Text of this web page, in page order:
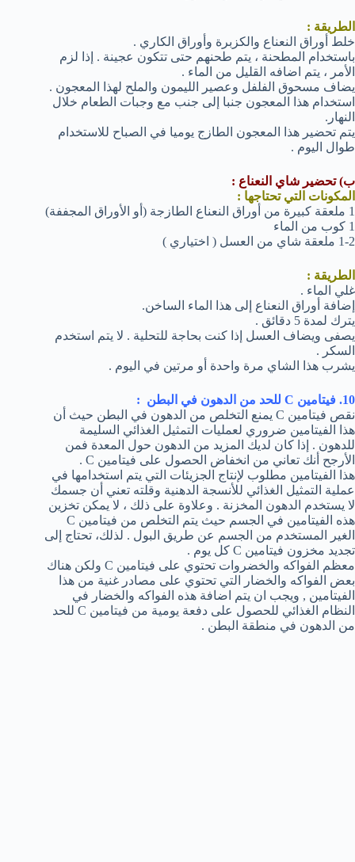
الطريقة :
خلط أوراق النعناع والكزبرة وأوراق الكاري .
باستخدام المطحنة ، يتم طحنهم حتى تتكون عجينة . إذا لزم
الأمر ، يتم اضافه القليل من الماء .
يضاف مسحوق الفلفل وعصير الليمون والملح لهذا المعجون .
استخدام هذا المعجون جنبا إلى جنب مع وجبات الطعام خلال
النهار.
يتم تحضير هذا المعجون الطازج يوميا في الصباح للاستخدام
طوال اليوم .
ب) تحضير شاي النعناع :
المكونات التي تحتاجها :
1 ملعقة كبيرة من أوراق النعناع الطازجة (أو الأوراق المجففة)
1 كوب من الماء
1-2 ملعقة شاي من العسل ( اختياري )
الطريقة :
غلي الماء .
إضافة أوراق النعناع إلى هذا الماء الساخن.
يترك لمدة 5 دقائق .
يصفى ويضاف العسل إذا كنت بحاجة للتحلية . لا يتم استخدم
السكر .
يشرب هذا الشاي مرة واحدة أو مرتين في اليوم .
10. فيتامين C للحد من الدهون في البطن :
نقص فيتامين C يمنع التخلص من الدهون في البطن حيث أن
هذا الفيتامين ضروري لعمليات التمثيل الغذائي السليمة
للدهون . إذا كان لديك المزيد من الدهون حول المعدة فمن
الأرجح أنك تعاني من انخفاض الحصول على فيتامين C .
هذا الفيتامين مطلوب لإنتاج الجزيئات التي يتم استخدامها في
عملية التمثيل الغذائي للأنسجة الدهنية وقلته تعني أن جسمك
لا يستخدم الدهون المخزنة . وعلاوة على ذلك ، لا يمكن تخزين
هذه الفيتامين في الجسم حيث يتم التخلص من فيتامين C
الغير المستخدم من الجسم عن طريق البول . لذلك، تحتاج إلى
تجديد مخزون فيتامين C كل يوم .
معظم الفواكه والخضروات تحتوي على فيتامين C ولكن هناك
بعض الفواكه والخضار التي تحتوي على مصادر غنية من هذا
الفيتامين , ويجب ان يتم اضافة هذه الفواكه والخضار في
النظام الغذائي للحصول على دفعة يومية من فيتامين C للحد
من الدهون في منطقة البطن .